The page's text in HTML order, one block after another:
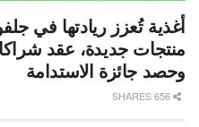
منتجات جديدة، عقد
وحصد جائزة الاستدامة